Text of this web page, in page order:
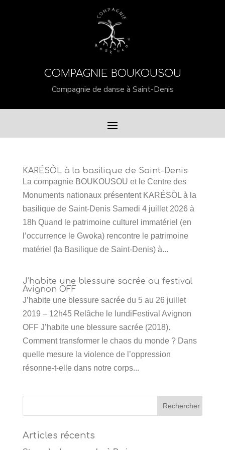
COMPAGNIE BOUKOUSOU
Compagnie de danse à Saint-Denis
KARÉSÒL à la basilique de Saint-Denis
La compagnie BOUKOUSOU et le Centre des
Monuments nationaux présentent KARÉSÒL à la
basilique de Saint-Denis Samedi 4 juillet 2026 à
18h Quand le patrimoine culturel immatériel (en
l’occurrence le Gwoka) rencontre le patrimoine
matériel (la Basilique de Saint-Denis) à...
J’habite une blessure sacrée au festival
Avignon OFF
J’habite une blessure sacrée du 5 au 26 juillet
2019 – 12h45 Relâche le lundiFestival Avignon
OFF J’habite une blessure sacrée (2018).
Comment transformer le chaos du monde ? Dans
quelle mesure la violence de l’oppression
résonne-t-elle dans notre corps...
Articles récents